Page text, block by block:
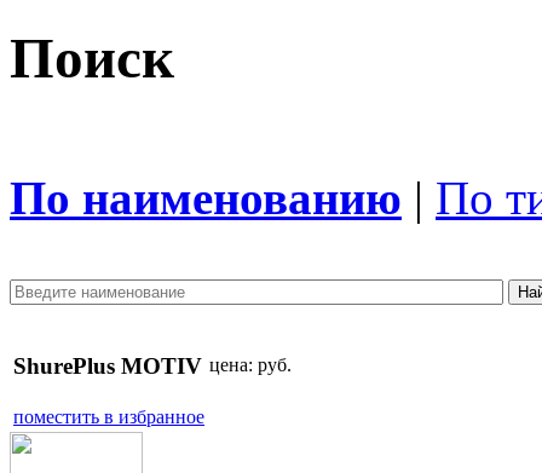
Поиск
По наименованию | По
ShurePlus MOTIV цена: руб.
поместить в избранное